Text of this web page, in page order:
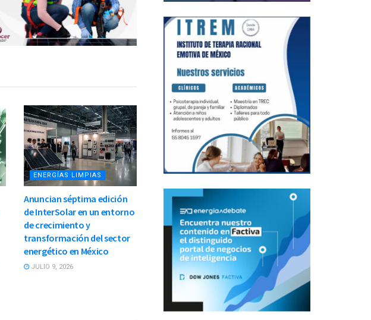
ENERGÍAS LIMPIAS
Anuncian séptima edición
de InterSolar en un entorno
de crecimiento y
transformación del sector
energético en México
JULIO 9, 2026